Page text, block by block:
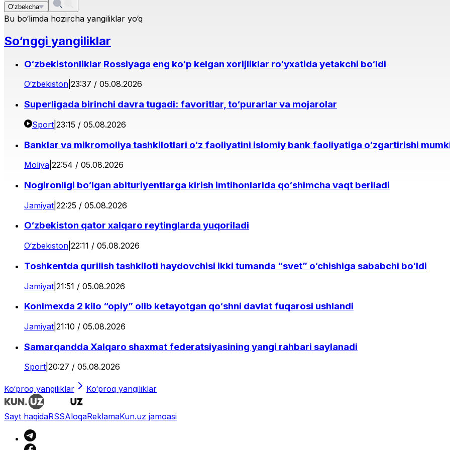
O‘zbekcha
Bu bo‘limda hozircha yangiliklar yo‘q
So‘nggi yangiliklar
O‘zbekistonliklar Rossiyaga eng ko‘p kelgan xorijliklar ro‘yxatida yetakchi bo‘ldi
O‘zbekiston 23:37 / 05.08.2026
Superligada birinchi davra tugadi: favoritlar, to‘purarlar va mojarolar
Sport 23:15 / 05.08.2026
Banklar va mikromoliya tashkilotlari o‘z faoliyatini islomiy bank faoliyatiga o‘zgartirishi
Moliya 22:54 / 05.08.2026
Nogironligi bo‘lgan abituriyentlarga kirish imtihonlarida qo‘shimcha vaqt beriladi
Jamiyat 22:25 / 05.08.2026
O‘zbekiston qator xalqaro reytinglarda yuqoriladi
O‘zbekiston 22:11 / 05.08.2026
Toshkentda qurilish tashkiloti haydovchisi ikki tumanda “svet” o‘chishiga sababchi bo‘ldi
Jamiyat 21:51 / 05.08.2026
Konimexda 2 kilo “opiy” olib ketayotgan qo‘shni davlat fuqarosi ushlandi
Jamiyat 21:10 / 05.08.2026
Samarqandda Xalqaro shaxmat federatsiyasining yangi rahbari saylanadi
Sport 20:27 / 05.08.2026
Ko‘proq yangiliklar Ko‘proq yangiliklar
Sayt haqidaRSSAloqaReklamaKun.uz jamoasi